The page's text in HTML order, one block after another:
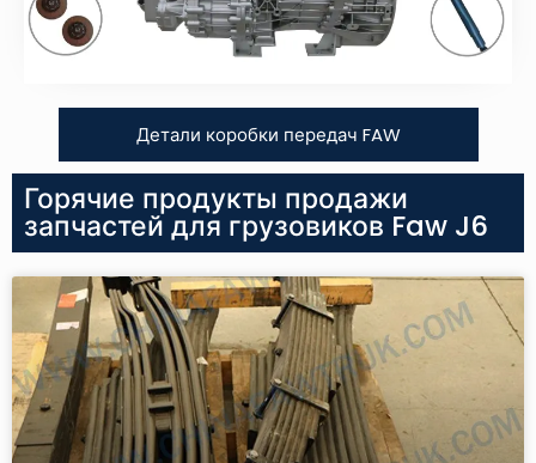
Детали коробки передач FAW
Горячие продукты продажи
запчастей для грузовиков Faw J6